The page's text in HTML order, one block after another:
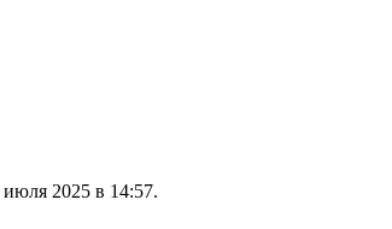
июля 2025 в 14:57.